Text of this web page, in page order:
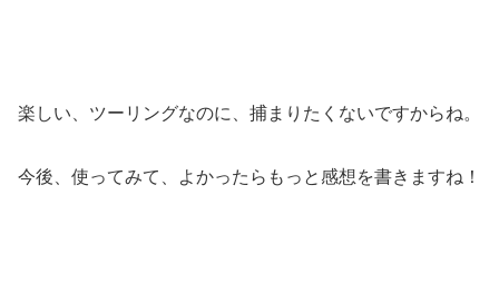
楽しい、ツーリングなのに、捕まりたくないですからね。
今後、使ってみて、よかったらもっと感想を書きますね！